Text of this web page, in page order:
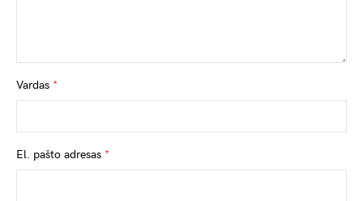
Vardas *
El. pašto adresas *